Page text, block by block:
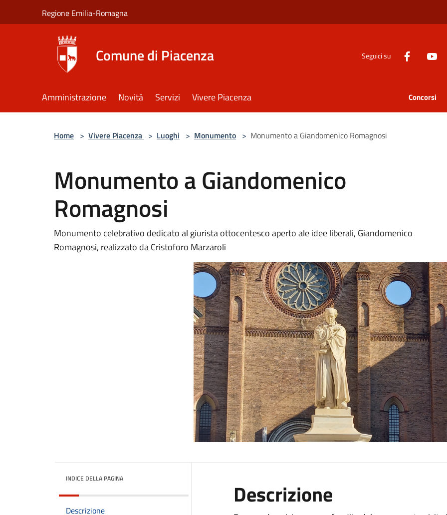
Regione Emilia-Romagna
Comune di Piacenza Seguici su
Amministrazione Novità Servizi Vivere Piacenza Concorsi
Home > Vivere Piacenza > Luoghi > Monumento > Monumento a Giandomenico Romagnosi
Monumento a Giandomenico
Romagnosi
Monumento celebrativo dedicato al giurista ottocentesco aperto ale idee liberali, Giandomenico
Romagnosi, realizzato da Cristoforo Marzaroli
INDICE DELLA PAGINA
Descrizione
Descrizione